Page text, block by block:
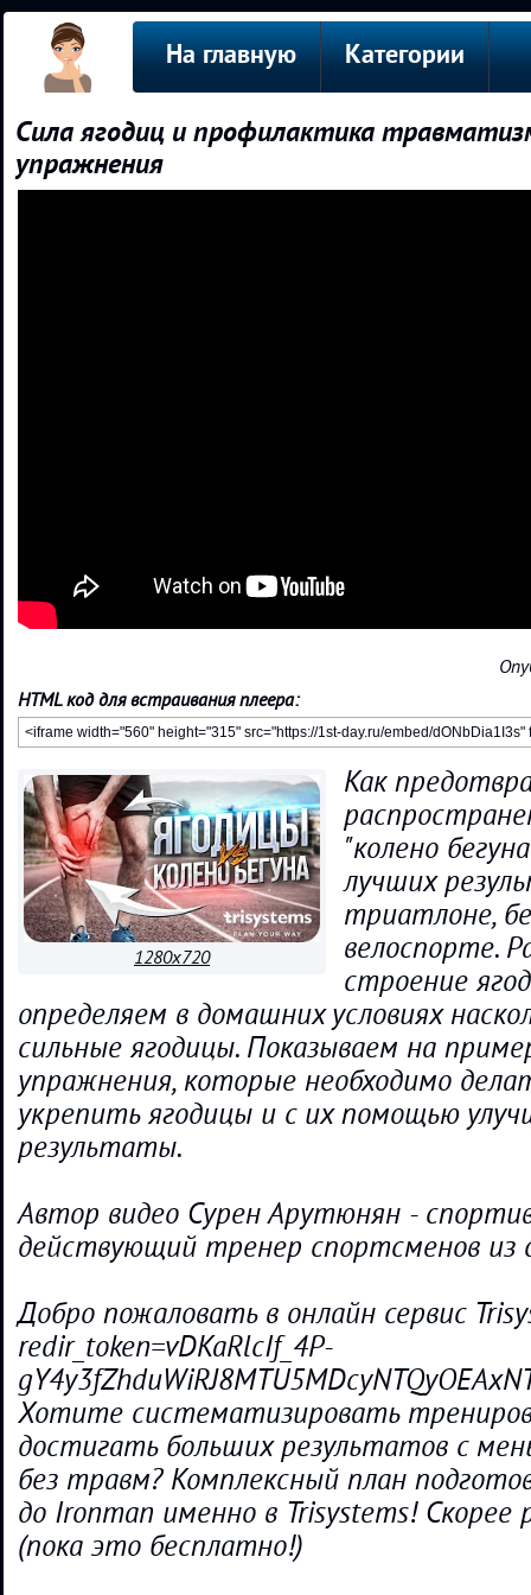
На главную Категории
Сила ягодиц и профилактика
упражнения
HTML код для встраивания плеера:
1280x720
Как
"колено
лучших
триатлоне,
велоспорте.
строение
определяем в домашних условиях
сильные ягодицы. Показываем на
упражнения, которые необходимо
укрепить ягодицы и с их помощью
результаты.
Автор видео Сурен Арутюнян -
действующий тренер спортсменов из
Добро пожаловать в онлайн сервис
redir_token=vDKaRlcIf_4P-
Хотите систематизировать
достигать больших результатов с
без травм? Комплексный план
до Ironman именно в Trisystems! Скорее
(пока это бесплатно!)